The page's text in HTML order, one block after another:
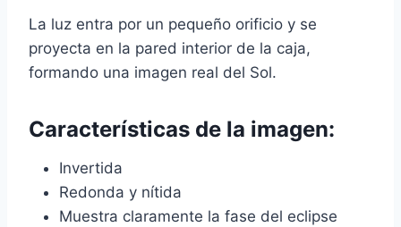
La luz entra por un pequeño orificio y se
proyecta en la pared interior de la caja,
formando una imagen real del Sol.
Características de la imagen:
Invertida
Redonda y nítida
Muestra claramente la fase del eclipse